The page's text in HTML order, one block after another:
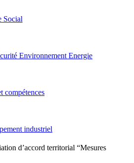
Social
Environnement Energie
compétences
industriel
d’accord territorial “Mesures